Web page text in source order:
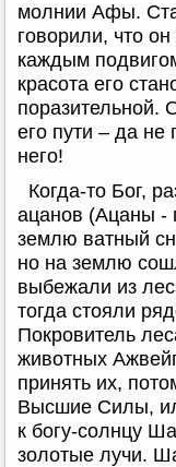
молнии Афы.
говорили, что
каждым
красота его
поразительной.
его пути – да
него!
Когда-то Бог,
ацанов (Ацаны -
землю ватный
но на землю
выбежали из
тогда стояли
Покровитель
животных
принять их,
Высшие Силы,
к богу-солнцу
золотые лучи.